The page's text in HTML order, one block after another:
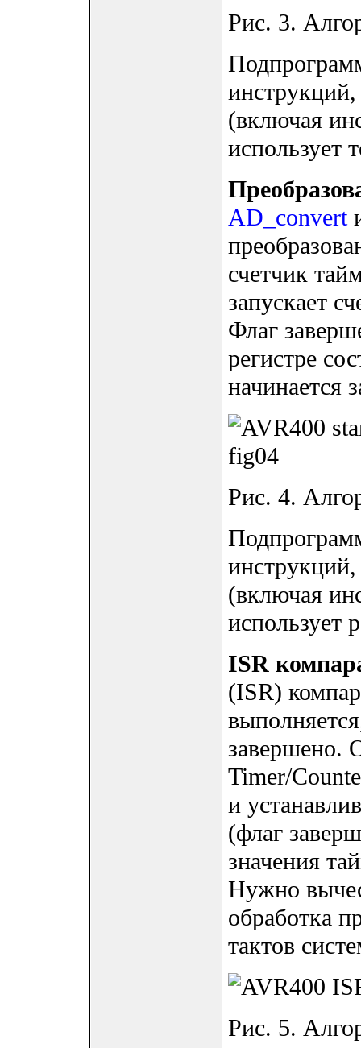
Рис. 3.
инструкций,
(включая
использует
AD_convert
счетчик
запускает
Флаг
регистре
начинается
Рис. 4.
инструкций,
(включая
использует
ISR
(ISR)
завершено.
Timer/
и
(флаг
значения
Нужно
обработка
тактов
Рис. 5.